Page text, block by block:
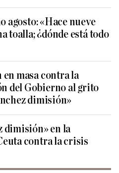
agosto: «Hace nueve
toalla; ¿dónde está todo
masa contra la
del Gobierno al grito
dimisión»
dimisión» en la
contra la crisis